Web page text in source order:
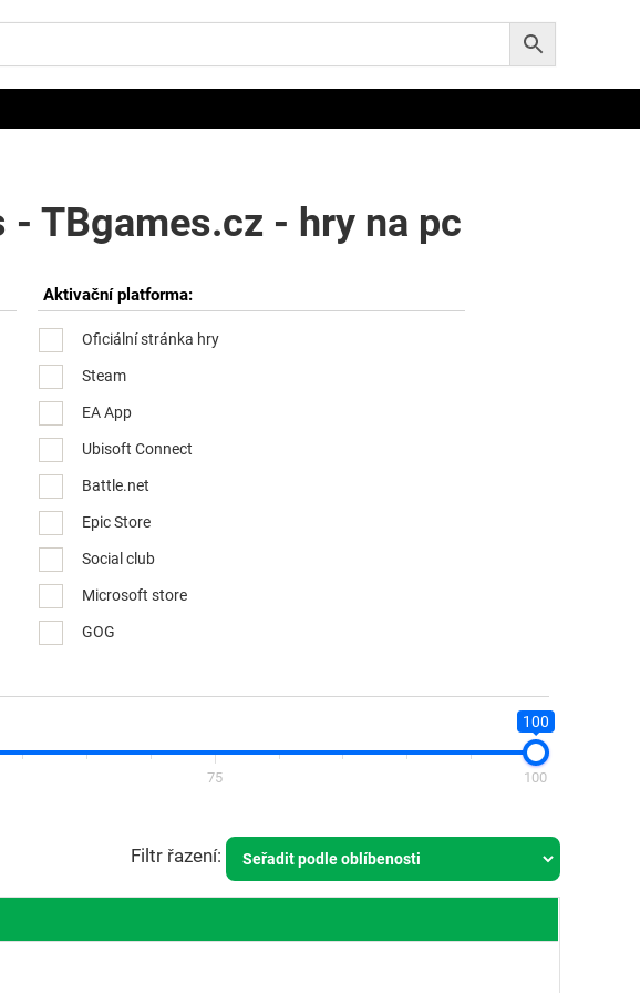
TBgames.cz - hry na pc
Aktivační platforma:
Oficiální stránka hry
Steam
EA App
Ubisoft Connect
Battle.net
Epic Store
Social club
Microsoft store
GOG
100
75 100